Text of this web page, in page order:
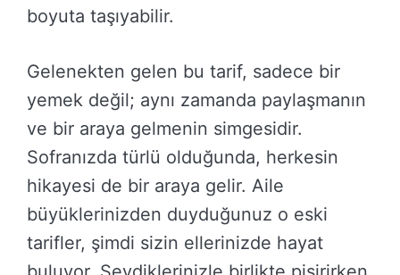
boyuta taşıyabilir.
Gelenekten gelen bu tarif, sadece bir
yemek değil; aynı zamanda paylaşmanın
ve bir araya gelmenin simgesidir.
Sofranızda türlü olduğunda, herkesin
hikayesi de bir araya gelir. Aile
büyüklerinizden duyduğunuz o eski
tarifler, şimdi sizin ellerinizde hayat